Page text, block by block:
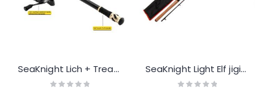
SeaKnight Lich + Treant avokela -setti
Rating:
SeaKnight Light Elf jigivapa 2.1m / 2.4m
Rating: